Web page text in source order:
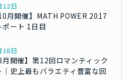
12日
月開催】MATH POWER 2017
ポート 1日目
18日
月開催】第12回ロマンティック
史上最もバラエティ豊富な回